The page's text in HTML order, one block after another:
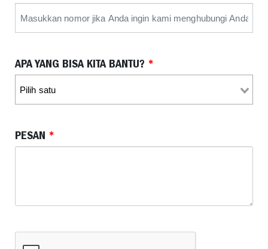
APA YANG BISA KITA BANTU? *
PESAN *